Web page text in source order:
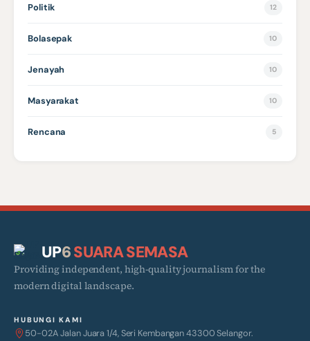
Politik 12
Bolasepak 10
Jenayah 10
Masyarakat 10
Rencana 5
UP6SUARA SEMASA
Providing independent, high-quality journalism for the
modern digital landscape.
HUBUNGI KAMI
50-02A Jalan Juara 1/4, Seri Kembangan 43300 Selangor.